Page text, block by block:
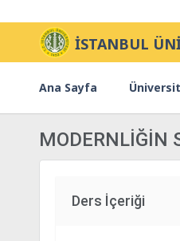
İSTANBUL
Ana Sayfa
MODERNLİĞİN
Ders İçeriği